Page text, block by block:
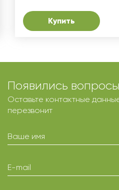
Купить
Появились
Оставьте контактные
перезвонит
Ваше имя
E-mail